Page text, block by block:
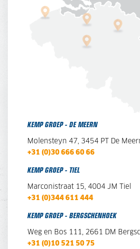
KEMP GROEP - DE MEERN
Molensteyn 47, 3454 PT De
+31 (0)30 666 60 66
KEMP GROEP - TIEL
Marconistraat 15, 4004 JM Tiel
+31 (0)344 611 444
KEMP GROEP - BERGSCHENHOEK
Weg en Bos 111, 2661 DM
+31 (0)10 521 50 75